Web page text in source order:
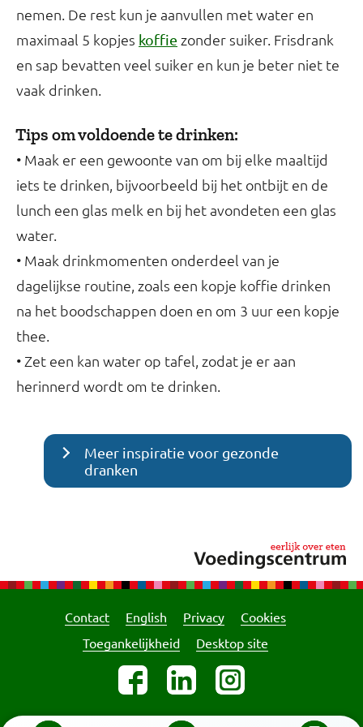
nemen. De rest kun je aanvullen met water en
maximaal 5 kopjes koffie zonder suiker. Frisdrank
en sap bevatten veel suiker en kun je beter niet te
vaak drinken.
Tips om voldoende te drinken:
• Maak er een gewoonte van om bij elke maaltijd
iets te drinken, bijvoorbeeld bij het ontbijt en de
lunch een glas melk en bij het avondeten een glas
water.
• Maak drinkmomenten onderdeel van je
dagelijkse routine, zoals een kopje koffie drinken
na het boodschappen doen en om 3 uur een kopje
thee.
• Zet een kan water op tafel, zodat je er aan
herinnerd wordt om te drinken.
Meer inspiratie voor gezonde
dranken
Contact English Privacy
Cookies
Toegankelijkheid
Desktop site